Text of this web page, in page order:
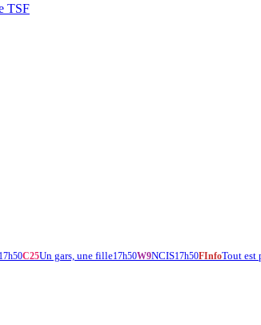
TSF
17h50C25Un gars, une fille17h50W9NCIS17h50FInfoTout est